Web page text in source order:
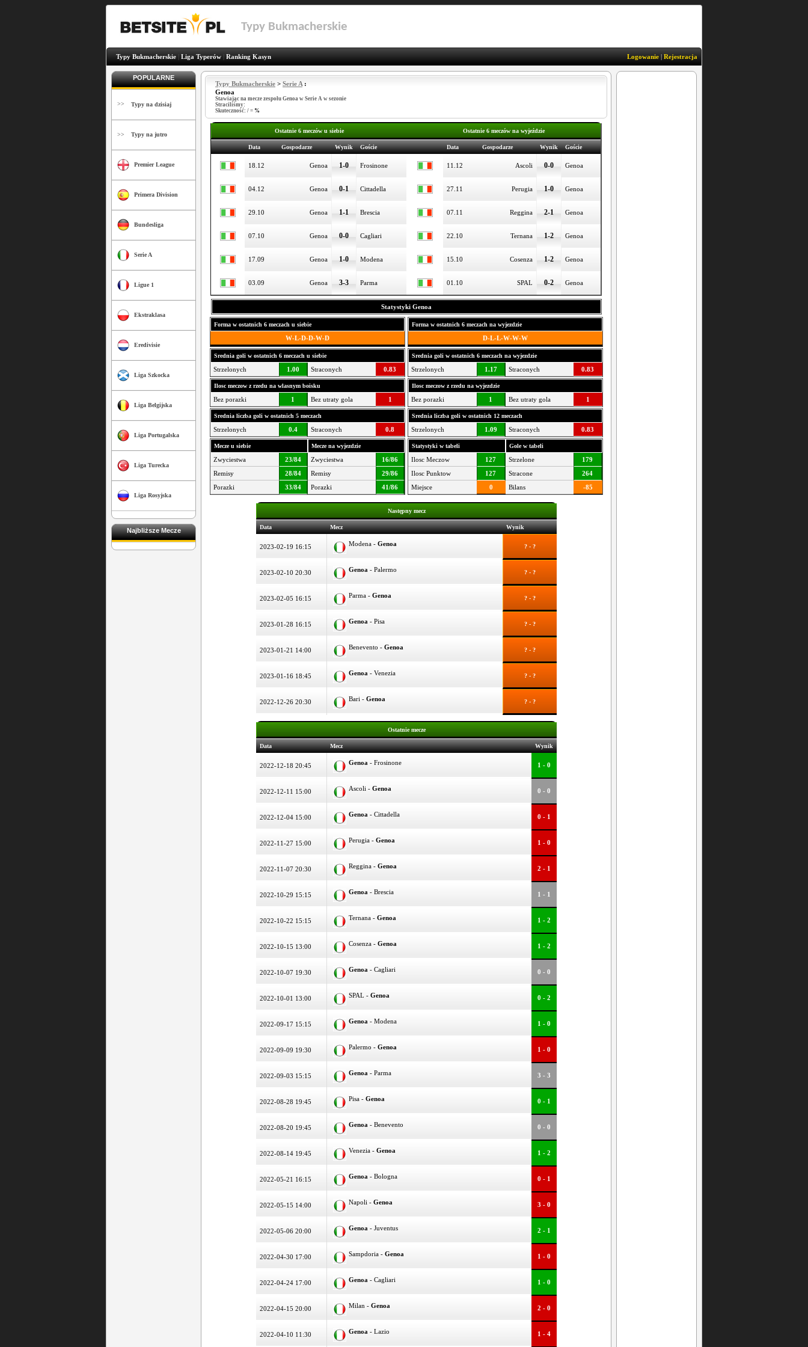
Typy Bukmacherskie
Typy Bukmacherskie Liga Typerów Ranking Kasyn Logowanie | Rejestracja
POPULARNE
>> Typy na dzisiaj
>> Typy na jutro
Premier League
Primera Division
Bundesliga
Serie A
Ligue 1
Ekstraklasa
Eredivisie
Liga Szkocka
Liga Belgijska
Liga Portugalska
Liga Turecka
Liga Rosyjska
Najbliższe Mecze
Typy Bukmacherskie > Serie A :
Genoa
Stawiając na mecze zespołu Genoa w Serie A w sezonie
Straciliśmy:
Skuteczność: / = %
Ostatnie 6 meczów u siebie
Data Gospodarze Wynik Goście
18.12 Genoa 1-0 Frosinone
04.12 Genoa 0-1 Cittadella
29.10 Genoa 1-1 Brescia
07.10 Genoa 0-0 Cagliari
17.09 Genoa 1-0 Modena
03.09 Genoa 3-3 Parma
Ostatnie 6 meczów na wyjeździe
Data Gospodarze Wynik Goście
11.12 Ascoli 0-0 Genoa
27.11 Perugia 1-0 Genoa
07.11 Reggina 2-1 Genoa
22.10 Ternana 1-2 Genoa
15.10 Cosenza 1-2 Genoa
01.10 SPAL 0-2 Genoa
Statystyki Genoa
Forma w ostatnich 6 meczach u siebie
W-L-D-D-W-D
Srednia goli w ostatnich 6 meczach u siebie
Strzelonych 1.00 Straconych 0.83
Ilosc meczow z rzedu na wlasnym boisku
Bez porazki 1 Bez utraty gola 1
Srednia liczba goli w ostatnich 5 meczach
Strzelonych 0.4 Straconych 0.8
Mecze u siebie Mecze na wyjezdzie
Zwyciestwa 23/84 Zwyciestwa
16/86
Remisy
28/84 Remisy
29/86
Porazki
33/84 Porazki 41/86
Forma w ostatnich 6 meczach na wyjezdzie
D-L-L-W-W-W
Srednia goli w ostatnich 6 meczach na wyjezdzie
Strzelonych 1.17 Straconych 0.83
Ilosc meczow z rzedu na wyjezdzie
Bez porazki 1 Bez utraty gola 1
Srednia liczba goli w ostatnich 12 meczach
Strzelonych 1.09 Straconych 0.83
Statystyki w tabeli Gole w tabeli
Ilosc Meczow 127 Strzelone
179
Ilosc Punktow
127 Stracone
264
Miejsce
0 Bilans -85
Następny mecz
Data Mecz Wynik
2023-02-19 16:15 Modena - Genoa ? - ?
2023-02-10 20:30 Genoa - Palermo ? - ?
2023-02-05 16:15 Parma - Genoa ? - ?
2023-01-28 16:15 Genoa - Pisa ? - ?
2023-01-21 14:00 Benevento - Genoa ? - ?
2023-01-16 18:45 Genoa - Venezia ? - ?
2022-12-26 20:30 Bari - Genoa ? - ?
Ostatnie mecze
Data Mecz Wynik
2022-12-18 20:45 Genoa - Frosinone 1 - 0
2022-12-11 15:00 Ascoli - Genoa 0 - 0
2022-12-04 15:00 Genoa - Cittadella 0 - 1
2022-11-27 15:00 Perugia - Genoa 1 - 0
2022-11-07 20:30 Reggina - Genoa 2 - 1
2022-10-29 15:15 Genoa - Brescia 1 - 1
2022-10-22 15:15 Ternana - Genoa 1 - 2
2022-10-15 13:00 Cosenza - Genoa 1 - 2
2022-10-07 19:30 Genoa - Cagliari 0 - 0
2022-10-01 13:00 SPAL - Genoa 0 - 2
2022-09-17 15:15 Genoa - Modena 1 - 0
2022-09-09 19:30 Palermo - Genoa 1 - 0
2022-09-03 15:15 Genoa - Parma 3 - 3
2022-08-28 19:45 Pisa - Genoa 0 - 1
2022-08-20 19:45 Genoa - Benevento 0 - 0
2022-08-14 19:45 Venezia - Genoa 1 - 2
2022-05-21 16:15 Genoa - Bologna 0 - 1
2022-05-15 14:00 Napoli - Genoa 3 - 0
2022-05-06 20:00 Genoa - Juventus 2 - 1
2022-04-30 17:00 Sampdoria - Genoa 1 - 0
2022-04-24 17:00 Genoa - Cagliari 1 - 0
2022-04-15 20:00 Milan - Genoa 2 - 0
2022-04-10 11:30 Genoa - Lazio 1 - 4